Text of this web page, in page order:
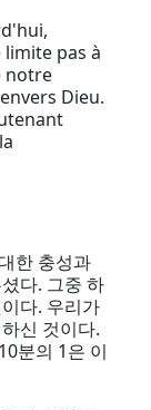
pas à
notre
Dieu.
한 충성과
다. 그중 하
다. 우리가
신 것이다.
분의 1은 이